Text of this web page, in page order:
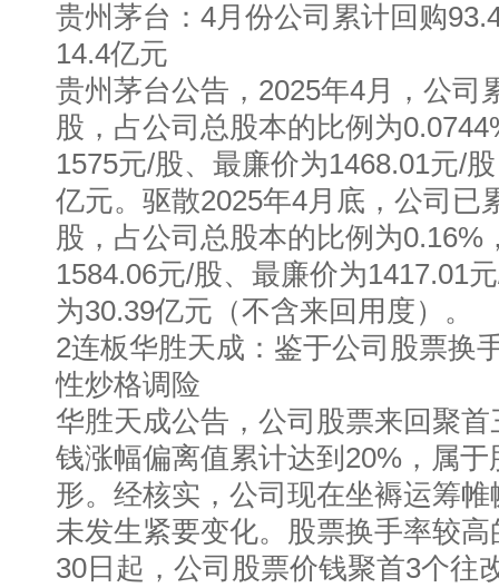
贵州茅台：4月份公司累计回购
14.4亿元
贵州茅台公告，2025年4月，公司
股，占公司总股本的比例为
1575元/股、最廉价为1468.01元/
亿元。驱散2025年4月底，公司已
股，占公司总股本的比例为0.16%
1584.06元/股、最廉价为1417.01
为30.39亿元（不含来回用度）。
2连板华胜天成：鉴于公司股票换
性炒格调险
华胜天成公告，公司股票来回聚
钱涨幅偏离值累计达到20%，属
形。经核实，公司现在坐褥运筹
未发生紧要变化。股票换手率较
30日起，公司股票价钱聚首3个往